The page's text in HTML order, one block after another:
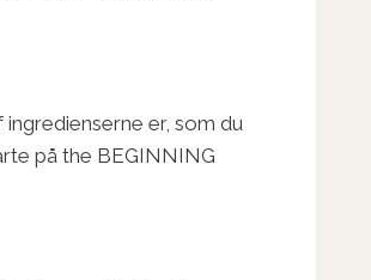
er, som du
på the BEGINNING